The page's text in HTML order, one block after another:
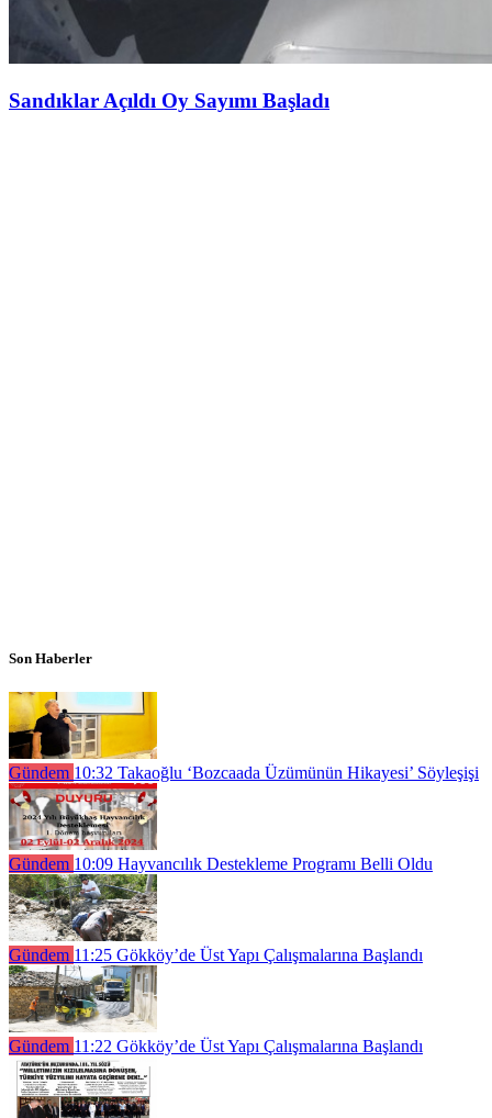
Sandıklar Açıldı Oy Sayımı Başladı
Son Haberler
Gündem 10:32 Takaoğlu ‘Bozcaada Üzümünün Hikayesi’ Söyleşişi
Gündem 10:09 Hayvancılık Destekleme Programı Belli Oldu
Gündem 11:25 Gökköy’de Üst Yapı Çalışmalarına Başlandı
Gündem 11:22 Gökköy’de Üst Yapı Çalışmalarına Başlandı